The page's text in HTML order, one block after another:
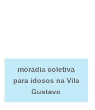
moradia coletiva
para idosos na Vila
Gustavo